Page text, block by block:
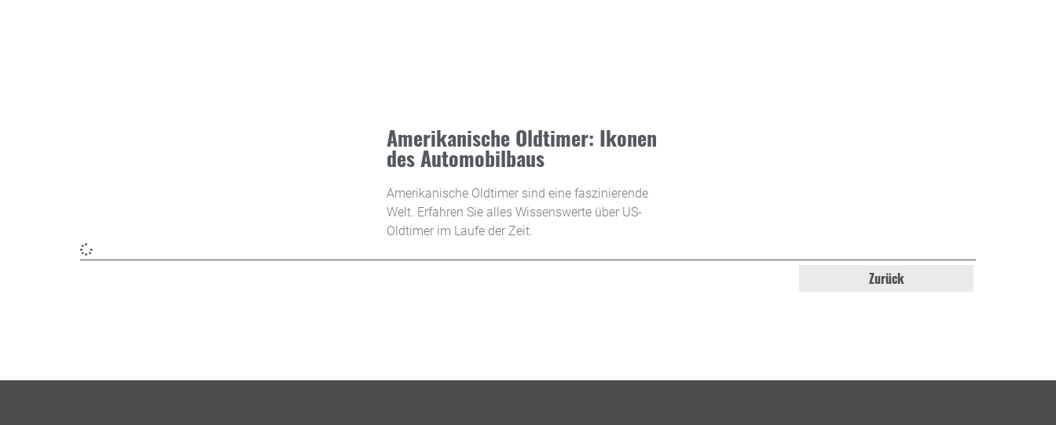
Amerikanische Oldtimer: Ikonen
des Automobilbaus
Amerikanische Oldtimer sind eine faszinierende
Welt. Erfahren Sie alles Wissenswerte über US-
Oldtimer im Laufe der Zeit.
Zurück